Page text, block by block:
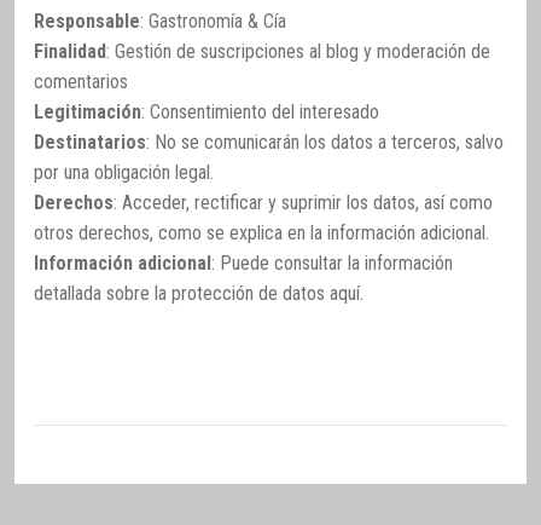
Responsable: Gastronomía & Cía
Finalidad: Gestión de suscripciones al blog y moderación de
comentarios
Legitimación: Consentimiento del interesado
Destinatarios: No se comunicarán los datos a terceros, salvo
por una obligación legal.
Derechos: Acceder, rectificar y suprimir los datos, así como
otros derechos, como se explica en la información adicional.
Información adicional: Puede consultar la información
detallada sobre la protección de datos aquí.